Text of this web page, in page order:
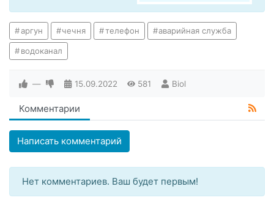
аргун чечня телефон аварийная служба
водоканал
— 15.09.2022 581 Biol
Комментарии
Написать комментарий
Нет комментариев. Ваш будет первым!